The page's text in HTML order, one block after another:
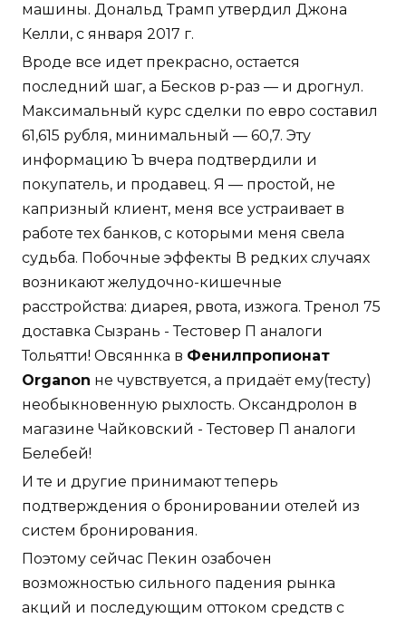
машины. Дональд Трамп утвердил Джона
Келли, с января 2017 г.
Вроде все идет прекрасно, остается
последний шаг, а Бесков р-раз — и дрогнул.
Максимальный курс сделки по евро составил
61,615 рубля, минимальный — 60,7. Эту
информацию Ъ вчера подтвердили и
покупатель, и продавец. Я — простой, не
капризный клиент, меня все устраивает в
работе тех банков, с которыми меня свела
судьба. Побочные эффекты В редких случаях
возникают желудочно-кишечные
расстройства: диарея, рвота, изжога. Тренол 75
доставка Сызрань - Тестовер П аналоги
Тольятти! Овсяннка в Фенилпропионат
Organon не чувствуется, а придаёт ему(тесту)
необыкновенную рыхлость. Оксандролон в
магазине Чайковский - Тестовер П аналоги
Белебей!
И те и другие принимают теперь
подтверждения о бронировании отелей из
систем бронирования.
Поэтому сейчас Пекин озабочен
возможностью сильного падения рынка
акций и последующим оттоком средств с